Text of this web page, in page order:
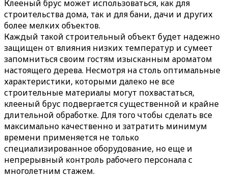
Клееный брус может использоваться, как для
строительства дома, так и для бани, дачи и других
более мелких объектов.
Каждый такой строительный объект будет надежно
защищен от влияния низких температур и сумеет
запомниться своим гостям изысканным ароматом
настоящего дерева. Несмотря на столь оптимальные
характеристики, которыми далеко не все
строительные материалы могут похвастаться,
клееный брус подвергается существенной и крайне
длительной обработке. Для того чтобы сделать все
максимально качественно и затратить минимум
времени применяется не только
специализированное оборудование, но еще и
непрерывный контроль рабочего персонала с
многолетним стажем.